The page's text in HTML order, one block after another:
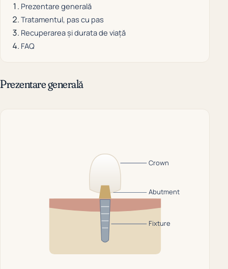
Prezentare generală
Tratamentul, pas cu pas
Recuperarea și durata de viață
FAQ
Prezentare generală
Crown
Abutment
Fixture